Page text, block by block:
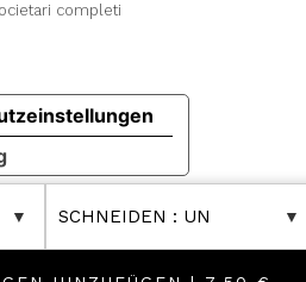
SCHNEIDEN : UN
completi